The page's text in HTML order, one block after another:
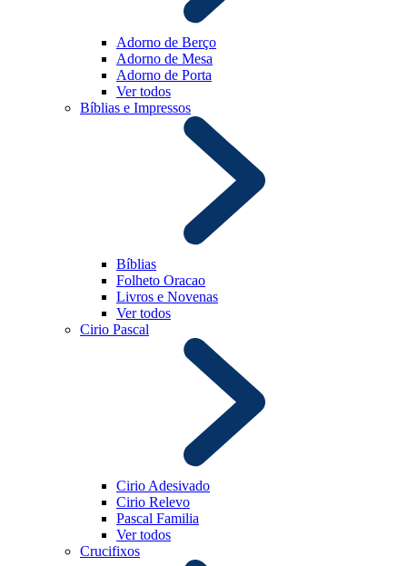
Adorno de Berço
Adorno de Mesa
Adorno de Porta
Ver todos
Bíblias e Impressos
Bíblias
Folheto Oracao
Livros e Novenas
Ver todos
Cirio Pascal
Cirio Adesivado
Cirio Relevo
Pascal Familia
Ver todos
Crucifixos